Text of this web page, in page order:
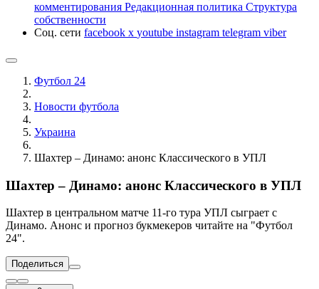
комментирования Редакционная политика Структура
собственности
Соц. сети facebook x youtube instagram telegram viber
Футбол 24
Новости футбола
Украина
Шахтер – Динамо: анонс Классического в УПЛ
Шахтер – Динамо: анонс Классического в УПЛ
Шахтер в центральном матче 11-го тура УПЛ сыграет с
Динамо. Анонс и прогноз букмекеров читайте на "Футбол
24".
Поделиться